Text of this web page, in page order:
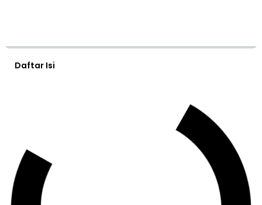
Daftar Isi